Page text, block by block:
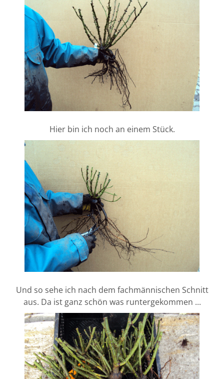
Hier bin ich noch an einem Stück.
Und so sehe ich nach dem fachmännischen Schnitt
aus. Da ist ganz schön was runtergekommen ...